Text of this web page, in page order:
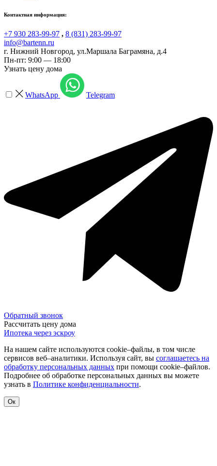
Контактная информация:
+7 930 283-99-97 , 8 (831) 283-99-97
info@bartenn.ru
г. Нижний Новгород, ул.Маршала Баграмяна, д.4
Пн-пт: 9:00 — 18:00
Узнать цену дома
WhatsApp Telegram
Обратный звонок
Рассчитать цену дома
Ипотека через эскроу
На нашем сайте используются cookie–файлы, в том числе
сервисов веб–аналитики. Используя сайт, вы соглашаетесь на
обработку персональных данных при помощи cookie–файлов.
Подробнее об обработке персональных данных вы можете
узнать в Политике конфиденциальности.
Ок